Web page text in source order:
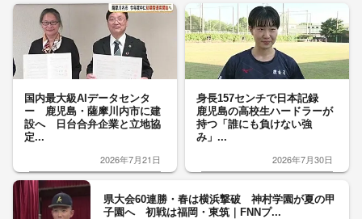
国内最大級AIデータセンタ
ー 鹿児島・薩摩川内市に建
設へ 日台合弁企業と立地協
定...
2026年7月21日
身長157センチで日本記録
鹿児島の高校生ハードラーが
持つ「誰にも負けない強
み」...
2026年7月30日
県大会60連勝・春は横浜撃破 神村学園が夏の甲
子園へ 初戦は福岡・東筑｜FNNプ...